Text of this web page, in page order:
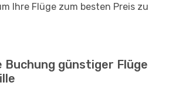
Ihre Flüge zum besten Preis zu
Buchung günstiger Flüge